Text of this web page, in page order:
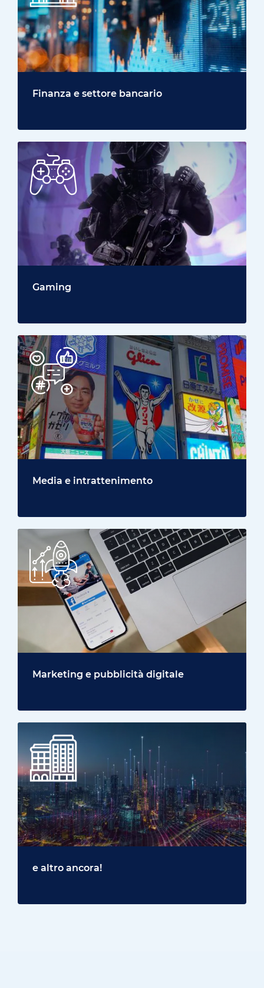
Finanza e settore bancario
Gaming
Media e intrattenimento
Marketing e pubblicità digitale
e altro ancora!